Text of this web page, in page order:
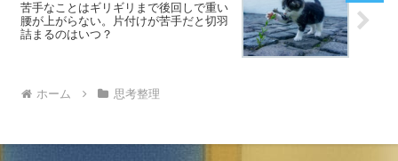
苦手なことはギリギリまで後回しで重い
腰が上がらない。片付けが苦手だと切羽
詰まるのはいつ？
ホーム 思考整理